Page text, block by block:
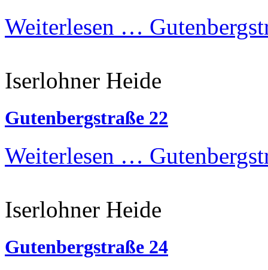
Weiterlesen …
Iserlohner Heide
Gutenbergstraße 22
Weiterlesen …
Iserlohner Heide
Gutenbergstraße 24